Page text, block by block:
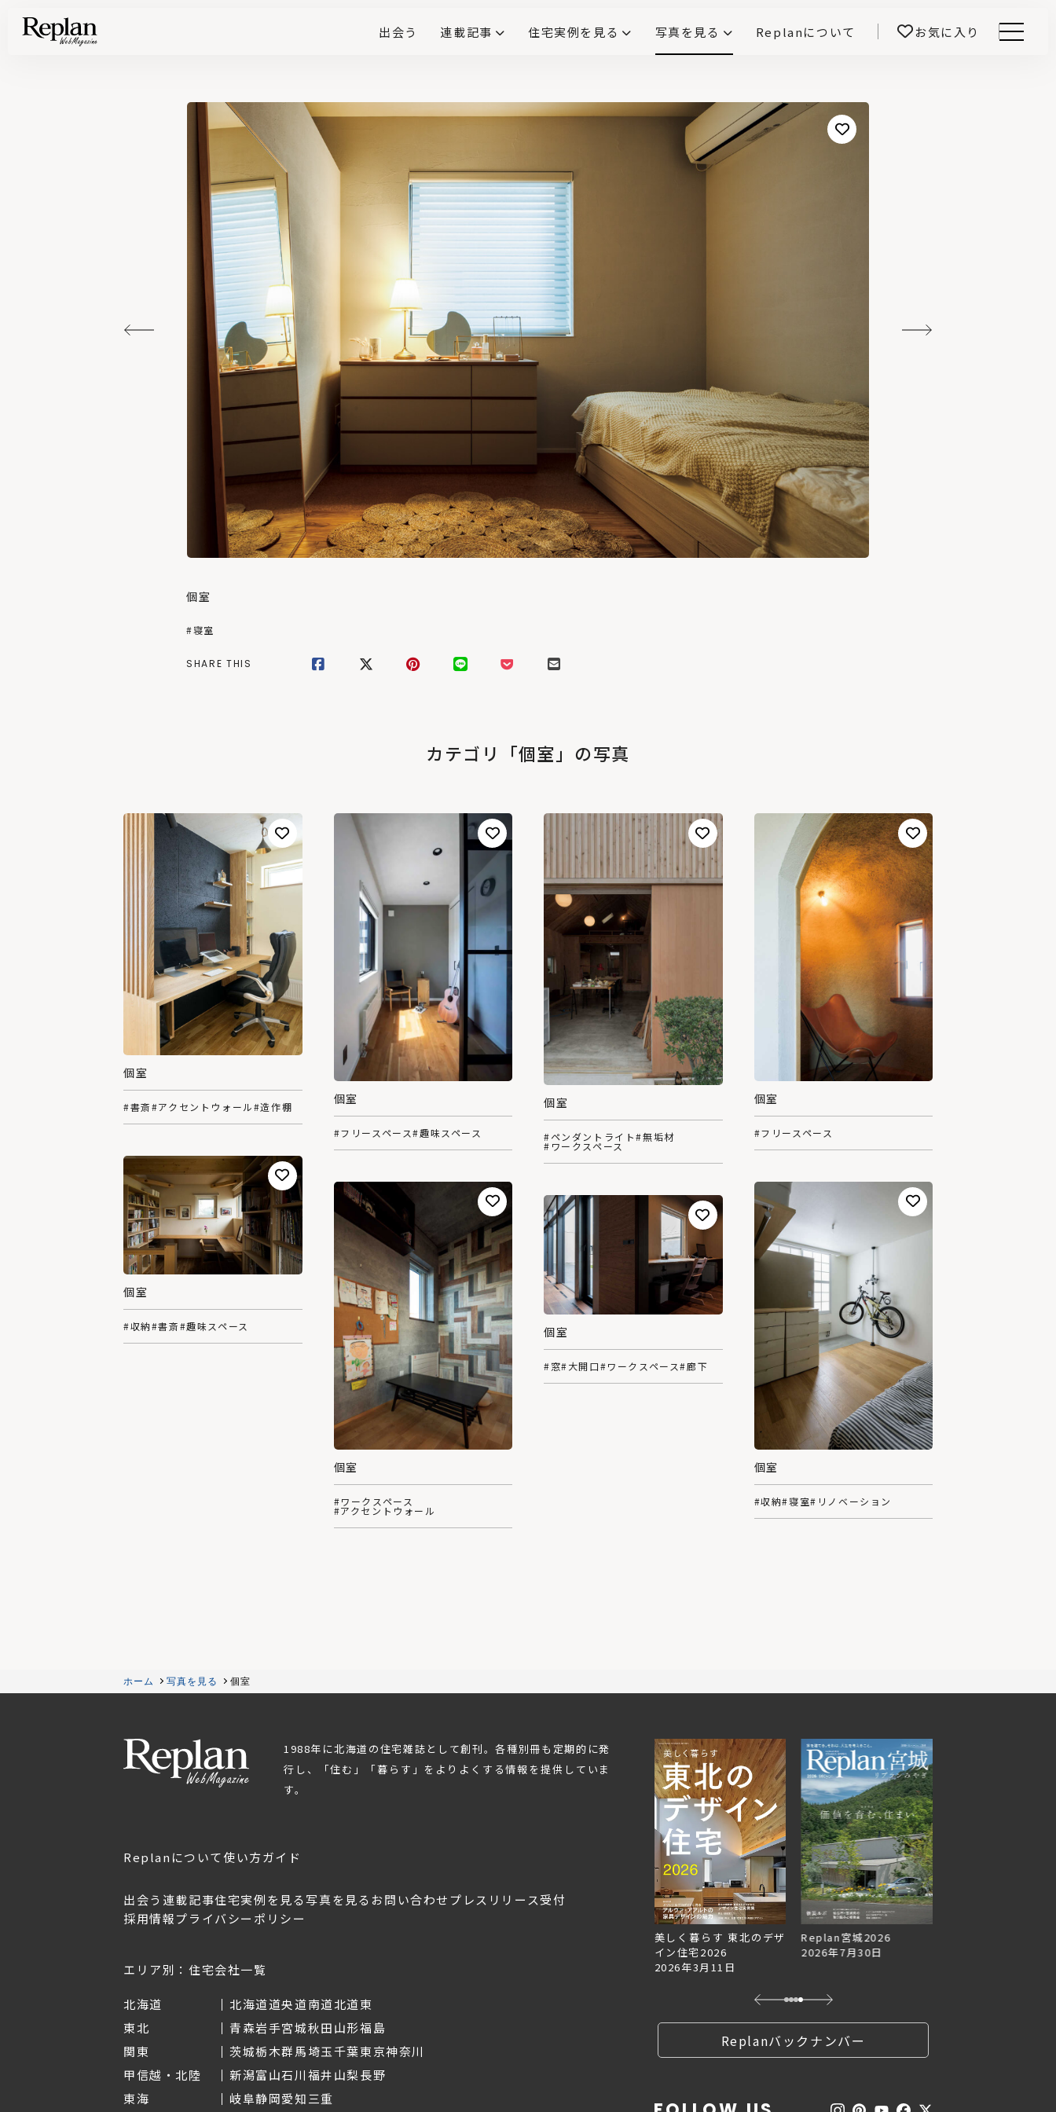
出会う 連載記事 住宅実例を見る 写真を見る Replanについて お気に入り
個室
#寝室
SHARE THIS
カテゴリ「個室」の写真
個室
#書斎#アクセントウォール#造作棚
個室
#フリースペース#趣味スペース
個室
#ペンダントライト#無垢材
#ワークスペース
個室
#フリースペース
個室
#収納#書斎#趣味スペース
個室
#ワークスペース
#アクセントウォール
個室
#収納#寝室#リノベーション
個室
#窓#大開口#ワークスペース#廊下
ホーム 写真を見る 個室
1988年に北海道の住宅雑誌として創刊。各種別冊も定期的に発
行し、「住む」「暮らす」をよりよくする情報を提供していま
す。
Replanについて使い方ガイド
出会う 連載記事住宅実例を見る写真を見る お問い合わせ プレスリリース受付
採用情報プライバシーポリシー
エリア別：住宅会社一覧
北海道 北海道道央道南道北道東
東北
青森岩手宮城秋田山形福島
関東
茨城栃木群馬埼玉千葉東京神奈川
甲信越・北陸
新潟富山石川福井山梨長野
東海
岐阜静岡愛知三重
2026年3月11日
美しく暮らす 東北のデザ
イン住宅2026
2026年3月11日
Replan宮城2026
2026年7月30日
Replanバックナンバー